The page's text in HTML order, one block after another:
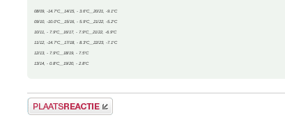
08/09, -14.7°C__14/15, - 3.6°C__20/21, -9.1°C
09/10, -10.0°C__15/16, - 5.9°C__21/22, -5.2°C
10/11, - 7.9°C__16/17, - 7.9°C__21/22, -6.9°C
11/12, -14.7°C__17/18, - 8.3°C__22/23, -7.1°C
12/13, - 7.9°C__18/19, - 7.5°C
13/14, - 0.8°C__19/20, - 2.8°C
Plaats een reactie